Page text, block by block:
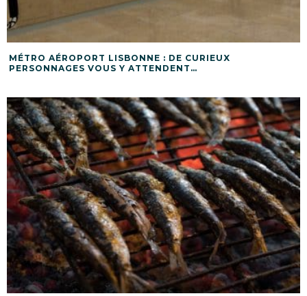
MÉTRO AÉROPORT LISBONNE : DE CURIEUX
PERSONNAGES VOUS Y ATTENDENT…